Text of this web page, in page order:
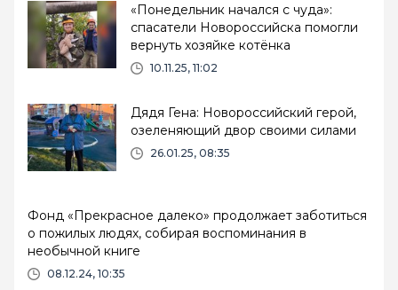
«Понедельник начался с чуда»:
спасатели Новороссийска помогли
вернуть хозяйке котёнка
10.11.25, 11:02
Дядя Гена: Новороссийский герой,
озеленяющий двор своими силами
26.01.25, 08:35
Фонд «Прекрасное далеко» продолжает заботиться
о пожилых людях, собирая воспоминания в
необычной книге
08.12.24, 10:35